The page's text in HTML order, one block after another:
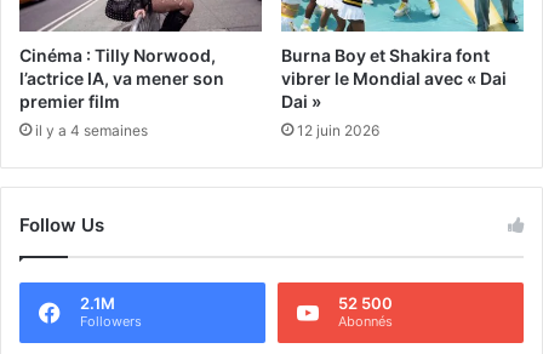
Cinéma : Tilly Norwood,
l’actrice IA, va mener son
premier film
il y a 4 semaines
Burna Boy et Shakira font
vibrer le Mondial avec « Dai
Dai »
12 juin 2026
Follow Us
2.1M
Followers
52 500
Abonnés